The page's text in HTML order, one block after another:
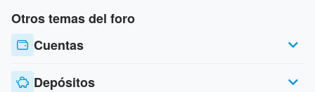
Otros temas del foro
Cuentas
Depósitos